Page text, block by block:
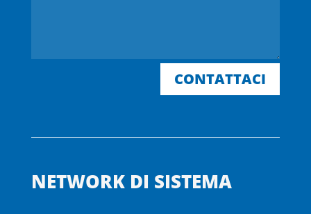
CONTATTACI
NETWORK DI SISTEMA